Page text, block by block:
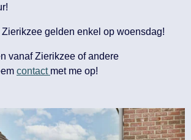
gelden enkel op woensdag!
vanaf Zierikzee of andere
contact met me op!